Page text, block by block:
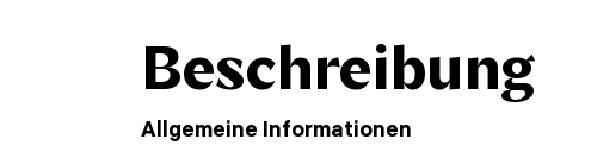
Beschreibung
Allgemeine Informationen